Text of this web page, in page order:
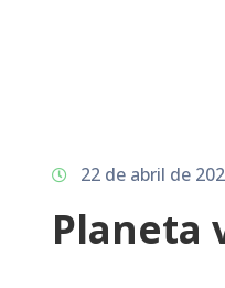
22 de abril de
Planeta